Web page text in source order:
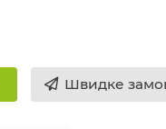
Швидке